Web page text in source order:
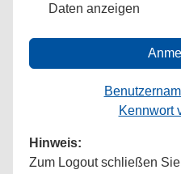
Daten anzeigen
Kennwort
Hinweis:
Zum Logout schließen